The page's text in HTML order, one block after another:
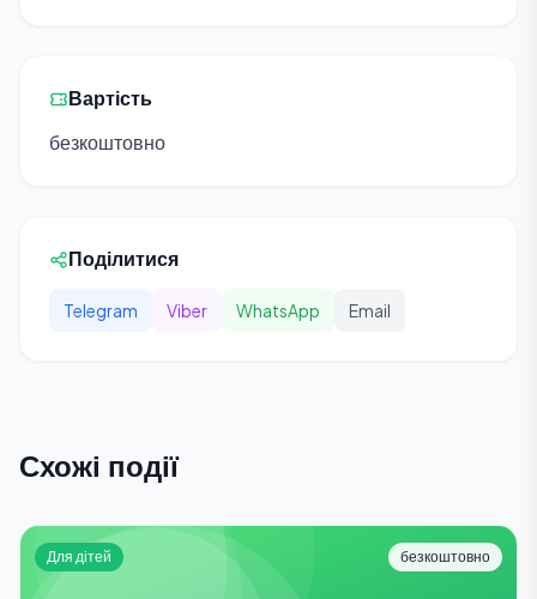
Вартість
безкоштовно
Поділитися
Telegram Viber WhatsApp Email
Схожі події
Для дітей безкоштовно